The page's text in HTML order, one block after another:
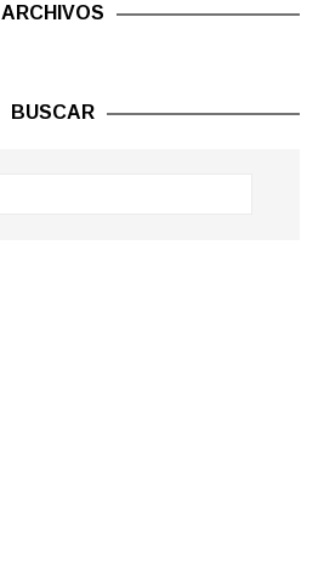
ARCHIVOS
BUSCAR